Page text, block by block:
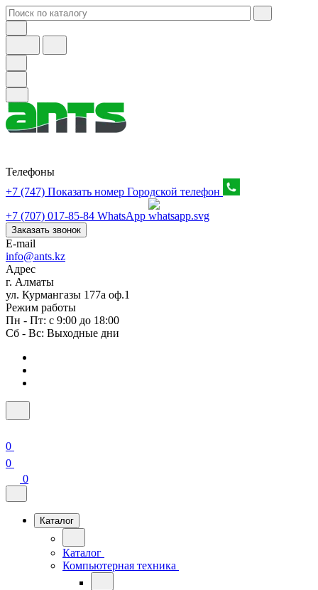
Телефоны
+7 (747) Показать номер Городской телефон
+7 (707) 017-85-84 WhatsApp
Заказать звонок
E-mail
info@ants.kz
Адрес
г. Алматы
ул. Курмангазы 177а оф.1
Режим работы
Пн - Пт: с 9:00 до 18:00
Сб - Вс: Выходные дни
0
0
0
Каталог
Каталог
Компьютерная техника